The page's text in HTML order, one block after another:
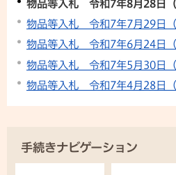
物品等入札 令和7年8月28日
物品等入札 令和7年7月29日（
物品等入札 令和7年6月24日（
物品等入札 令和7年5月30日（
物品等入札 令和7年4月28日（
手続きナビゲーション